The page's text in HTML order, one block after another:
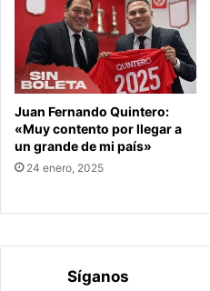
Juan Fernando Quintero:
«Muy contento por llegar a
un grande de mi país»
24 enero, 2025
Síganos